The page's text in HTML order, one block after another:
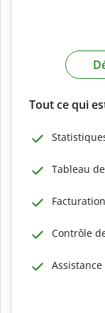
Tout ce qui
Tableau
Contrôle